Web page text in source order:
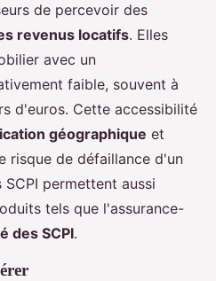
de percevoir des
revenus locatifs. Elles
avec un
faible, souvent à
d'euros. Cette accessibilité
géographique et
risque de défaillance d'un
permettent aussi
tels que l'assurance-
des SCPI.